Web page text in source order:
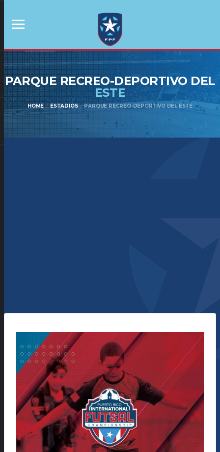
PARQUE RECREO-DEPORTIVO DEL
ESTE
HOME ESTADIOS PARQUE RECREO-DEPORTIVO DEL ESTE